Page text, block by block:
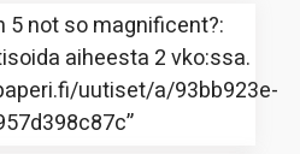
5 not so magnificent?:
aiheesta 2 vko:ssa.
uutiset/a/93bb923e-
”